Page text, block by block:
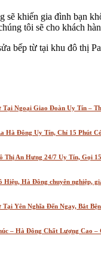
sẽ khiến gia đình bạn
tôi sẽ cho khách
bếp từ tại khu đô thị
Tại Ngoại Giao Đoàn Uy Tín –
Hà Đông Uy Tín, Chỉ 15 Phút
Thị An Hưng 24/7 Uy Tín, Gọi
Hiệu, Hà Đông chuyên nghiệp,
Tại Yên Nghĩa Đến Ngay, Bắt
– Hà Đông Chất Lượng Cao –